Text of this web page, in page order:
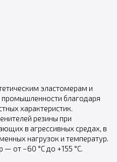
эластомерам и
благодаря
характеристик.
резины при
в агрессивных средах, в
нагрузок и температур.
— от −60 °С до +155 °С.